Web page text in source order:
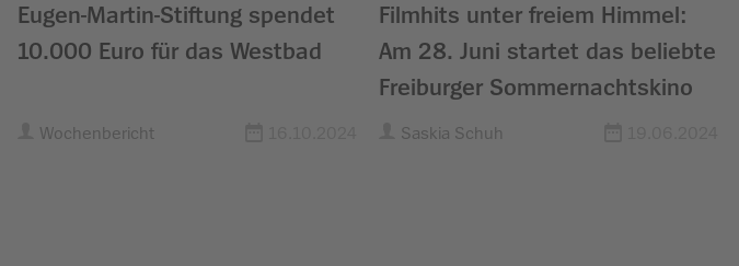
Eugen-Martin-Stiftung spendet
10.000 Euro für das Westbad
Wochenbericht
Filmhits unter freiem Himmel:
Am 28. Juni startet das beliebte
Freiburger Sommernachtskino
Saskia Schuh